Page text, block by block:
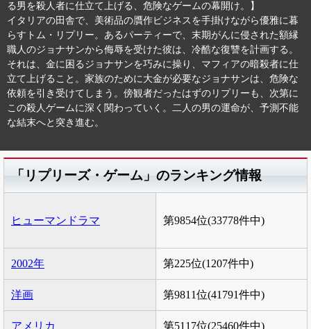
る男を殺人者に仕立て上げる、危険なゲームの幕開け。】
イタリアの田舎で、美術品の贋作ビジネスを手掛けながら優雅に暮
らすトム・リプリー。あるパーティーで、末期がんに侵された額縁
職人のジョナサンから侮辱を受けた彼は、冷酷な復讐を計画する。
それは、金に困るジョナサンを巧みに操り、マフィアの暗殺者に仕
立て上げること。家族のために大金が必要なジョナサンは、危険な
依頼を引き受けてしまう。傍観者だったはずのリプリーも、次第に
この殺人ゲームに深く関わっていく。二人の男の運命が、予測不能
な結末へと突き進む。
「リプリーズ・ゲーム」のランキング情報
ヒューマンドラマ 第9854位(33778件中)
2002年 第225位(1207件中)
洋画 第9811位(41791件中)
アメリカ 第5117位(25460件中)